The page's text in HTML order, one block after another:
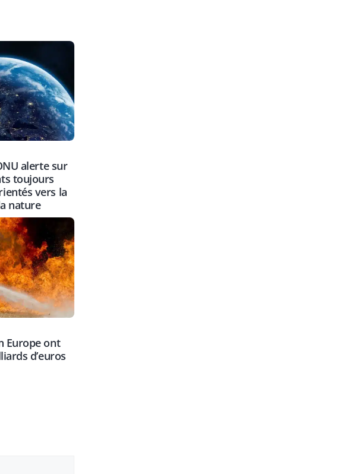
alerte sur
toujours
vers la
nature
Europe ont
d’euros